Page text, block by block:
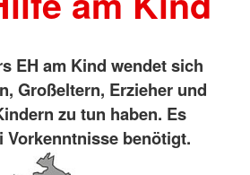
EH am Kind wendet sich
Großeltern, Erzieher und
zu tun haben. Es
Vorkenntnisse benötigt.